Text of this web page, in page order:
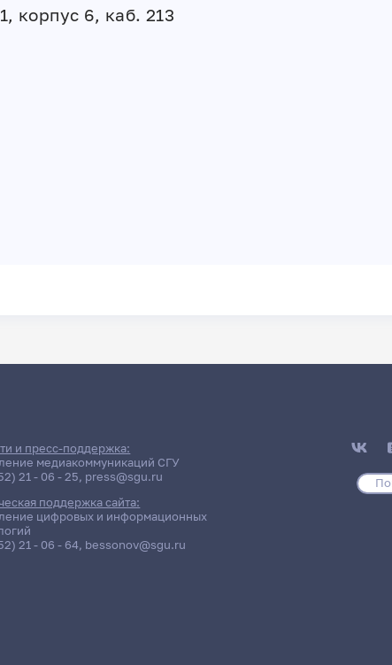
корпус 6, каб. 213
и пресс-поддержка:
медиакоммуникаций СГУ
21 - 06 - 25, press@sgu.ru
поддержка сайта:
цифровых и информационных
21 - 06 - 64, bessonov@sgu.ru